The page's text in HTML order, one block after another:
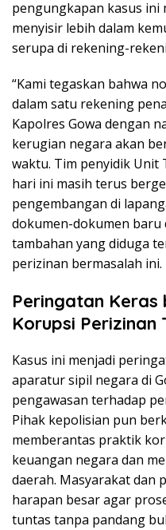
pengungkapan kasus ini
menyisir lebih dalam
serupa di rekening-
“Kami tegaskan bahwa
dalam satu rekening
Kapolres Gowa dengan
kerugian negara akan
waktu. Tim penyidik Unit
hari ini masih terus
pengembangan di
dokumen-dokumen baru
tambahan yang diduga
perizinan bermasalah ini.
Peringatan
Korupsi Perizinan
Kasus ini menjadi
aparatur sipil negara di
pengawasan terhadap
Pihak kepolisian pun
memberantas praktik
keuangan negara dan
daerah. Masyarakat dan
harapan besar agar
tuntas tanpa pandang